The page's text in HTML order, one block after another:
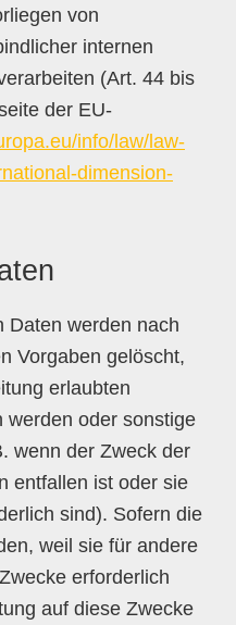
von
internen
(Art. 44 bis
der EU-
info/law/law-
dimension-
Daten werden nach
Vorgaben gelöscht,
erlaubten
werden oder sonstige
wenn der Zweck der
entfallen ist oder sie
sind). Sofern die
weil sie für andere
erforderlich
auf diese Zwecke